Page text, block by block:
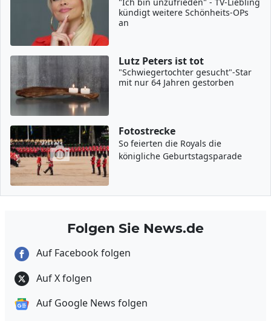
kündigt weitere Schönheits-OPs
an
Lutz Peters ist tot
"Schwiegertochter gesucht"-Star
mit nur 64 Jahren gestorben
Fotostrecke
So feierten die Royals die
königliche Geburtstagsparade
Folgen Sie News.de
Auf Facebook folgen
Auf X folgen
Auf Google News folgen